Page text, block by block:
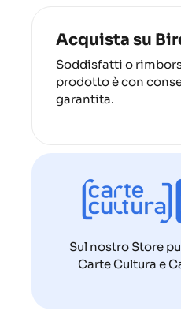
Acquista su
Soddisfatti o
prodotto è con
garantita.
Sul nostro Store
Carte Cultura e